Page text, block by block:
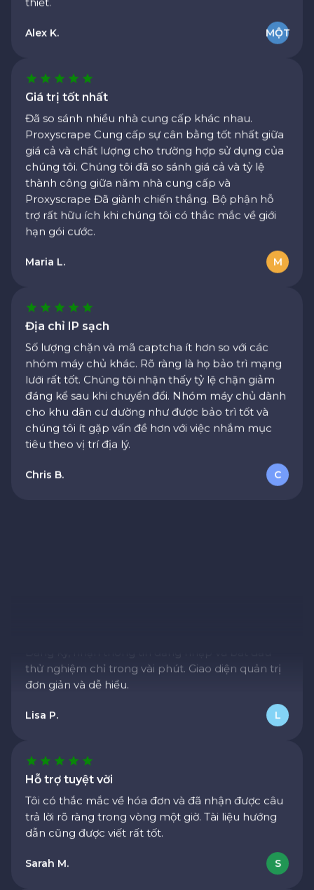
Alex K.
Giá trị tốt nhất
Đã so sánh nhiều nhà cung cấp khác nhau.
giá cả và chất lượng cho trường hợp sử dụng của
chúng tôi. Chúng tôi đã so sánh giá cả và tỷ lệ
thành công giữa năm nhà cung cấp và
Proxyscrape Đã giành chiến thắng. Bộ phận hỗ
trợ rất hữu ích khi chúng tôi có thắc mắc về giới
hạn gói cước.
Maria L.
Địa chỉ IP sạch
Số lượng chặn và mã captcha ít hơn so với các
lưới rất tốt. Chúng tôi nhận thấy tỷ lệ chặn giảm
đáng kể sau khi chuyển đổi. Nhóm máy chủ dành
cho khu dân cư dường như được bảo trì tốt và
chúng tôi ít gặp vấn đề hơn với việc nhắm mục
tiêu theo vị trí địa lý.
Chris B.
Hỗ trợ tuyệt vời
Tôi có thắc mắc về hóa đơn và đã nhận được câu
trả lời rõ ràng trong vòng một giờ. Tài liệu hướng
dẫn cũng được viết rất tốt.
Sarah M.
Đăng ký, nhận thông tin đăng nhập và bắt đầu
thử nghiệm chỉ trong vài phút. Giao diện quản trị
Hỗ trợ tuyệt vời
Tôi có thắc mắc về hóa đơn và đã nhận được câu
trả lời rõ ràng trong vòng một giờ. Tài liệu hướng